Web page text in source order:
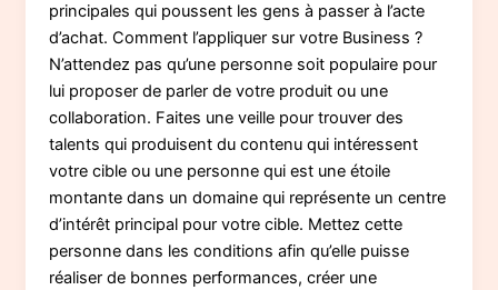
principales qui poussent les gens à passer à l’acte
d’achat. Comment l’appliquer sur votre Business ?
N’attendez pas qu’une personne soit populaire pour
lui proposer de parler de votre produit ou une
collaboration. Faites une veille pour trouver des
talents qui produisent du contenu qui intéressent
votre cible ou une personne qui est une étoile
montante dans un domaine qui représente un centre
d’intérêt principal pour votre cible. Mettez cette
personne dans les conditions afin qu’elle puisse
réaliser de bonnes performances, créer une